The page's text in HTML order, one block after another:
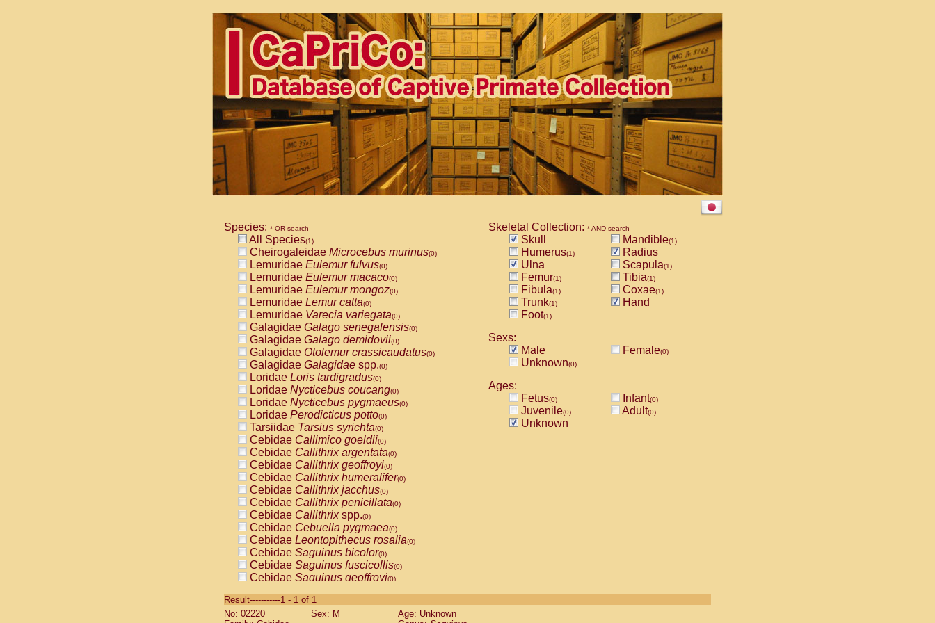
Species: * OR search
All Species(1)
Cheirogaleidae Microcebus murinus(0)
Lemuridae Eulemur fulvus(0)
Lemuridae Eulemur macaco(0)
Lemuridae Eulemur mongoz(0)
Lemuridae Lemur catta(0)
Lemuridae Varecia variegata(0)
Galagidae Galago senegalensis(0)
Galagidae Galago demidovii(0)
Galagidae Otolemur crassicaudatus(0)
Galagidae Galagidae spp.(0)
Loridae Loris tardigradus(0)
Loridae Nycticebus coucang(0)
Loridae Nycticebus pygmaeus(0)
Loridae Perodicticus potto(0)
Tarsiidae Tarsius syrichta(0)
Cebidae Callimico goeldii(0)
Cebidae Callithrix argentata(0)
Cebidae Callithrix geoffroyi(0)
Cebidae Callithrix humeralifer(0)
Cebidae Callithrix jacchus(0)
Cebidae Callithrix penicillata(0)
Cebidae Callithrixspp.(0)
Cebidae Cebuella pygmaea(0)
Cebidae Leontopithecus rosalia(0)
Cebidae Saguinus bicolor(0)
Cebidae Saguinus fuscicollis(0)
Cebidae Saguinus geoffroyi(0)
CebidaeSaguinus labiatus(0)
Cebidae Saguinus leucopus (0)
Skeletal Collection: * AND search
Skull Mandible(1)
Humerus(1)
Radius
Ulna
Scapula(1)
Femur(1) Tibia(1)
Fibula(1) Coxae(1)
Trunk(1)
Hand
Foot(1)
Sexs:
Male
Female(0)
Unknown(0)
Ages:
Fetus(0) Infant(0)
Juvenile(0) Adult(0)
Unknown
Result-----------1 - 1 of 1
No: 02220
Sex: M
Age: Unknown